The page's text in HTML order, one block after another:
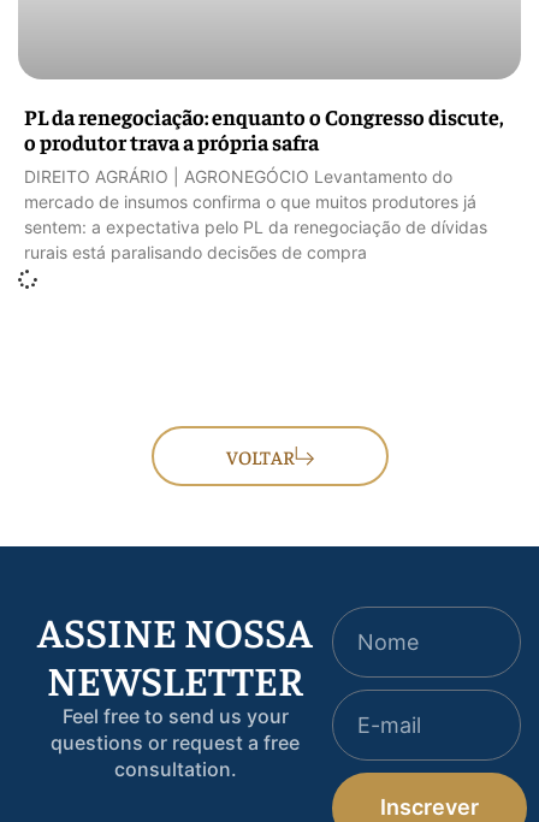
PL da renegociação: enquanto o Congresso discute,
o produtor trava a própria safra
DIREITO AGRÁRIO | AGRONEGÓCIO Levantamento do
mercado de insumos confirma o que muitos produtores já
sentem: a expectativa pelo PL da renegociação de dívidas
rurais está paralisando decisões de compra
VOLTAR
ASSINE NOSSA
NEWSLETTER
Feel free to send us your
questions or request a free
consultation.
Inscrever